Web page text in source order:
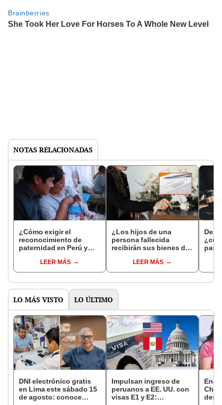
NOTAS RELACIONADAS
¿Cómo exigir el
reconocimiento de
paternidad en Perú y
evade la manutención?
Abogados expertos en
LEER MÁS
¿Los hijos de una
persona fallecida
recibirán sus bienes de
dice Sunarp sobre la
sucesión e inscripción
LEER MÁS
LO MÁS VISTO LO ÚLTIMO
DNI electrónico gratis
en Lima este sábado 15
de agosto: conoce
Impulsan ingreso de
peruanos a EE. UU. con
visas E1 y E2: